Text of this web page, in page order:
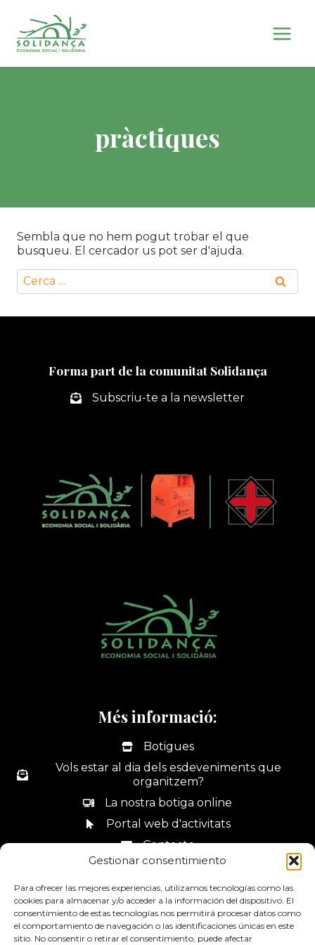
Gestionar consentimiento
Para ofrecer las mejores experiencias, utilizamos tecnologías como las
cookies para almacenar y/o acceder a la información del dispositivo. El
consentimiento de estas tecnologías nos permitirá procesar datos como
el comportamiento de navegación o las identificaciones únicas en este
sitio. No consentir o retirar el consentimiento, puede afectar
contingut
pràctiques
Sembla que no hem pogut trobar el que
busqueu. El cercador us pot ser d'ajuda.
Cerca:
Forma part de la comunitat Solidança
Subscriu-te a la newsletter
Més informació:
Botigues
Vols estar al dia dels esdeveniments que
organitzem?
La nostra botiga online
Portal web d'activitats
Contacte
Canal de denúncies